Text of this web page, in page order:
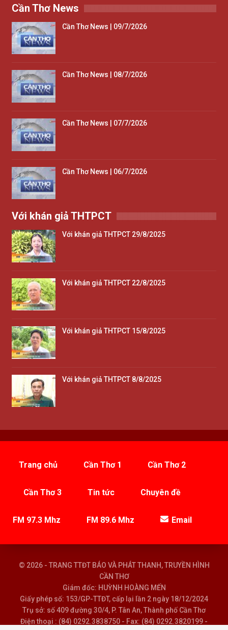
Cần Thơ News
Cần Thơ News | 09/7/2026
Cần Thơ News | 08/7/2026
Cần Thơ News | 07/7/2026
Cần Thơ News | 06/7/2026
Với khán giả THTPCT
Với khán giả THTPCT 29/8/2025
Với khán giả THTPCT 22/8/2025
Với khán giả THTPCT 15/8/2025
Với khán giả THTPCT 8/8/2025
Trang chủ Cần Thơ 1 Cần Thơ 2
Cần Thơ 3 Tin tức Chuyên đề
FM 97.3 Mhz FM 89.6 Mhz Email
© 2026 - TRANG TTĐT BÁO VÀ PHÁT THANH, TRUYỀN HÌNH
CẦN THƠ
Giám đốc: HUỲNH HOÀNG MẾN
Giấy phép số: 153/GP-TTĐT, cấp lại lần 2 ngày 18/12/2024
Trụ sở: số 409 đường 30/4, P. Tân An, Thành phố Cần Thơ
Điện thoại : (84) 0292.3838750 - Fax: (84) 0292.3820199 -